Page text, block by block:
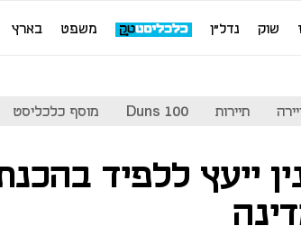
שוק נדל"ן משפט בארץ
תיירות Duns 100 מוסף כלכליסט
ייעץ ללפיד